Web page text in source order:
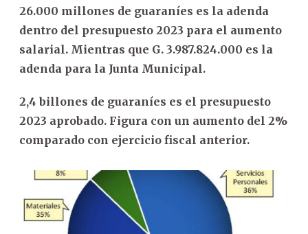
26.000 millones de guaraníes es la adenda
dentro del presupuesto 2023 para el aumento
salarial. Mientras que G. 3.987.824.000 es la
adenda para la Junta Municipal.
2,4 billones de guaraníes es el presupuesto
2023 aprobado. Figura con un aumento del 2%
comparado con ejercicio fiscal anterior.